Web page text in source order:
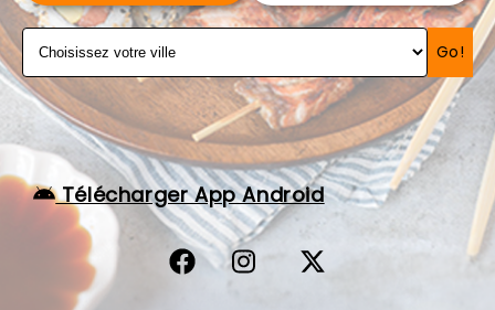
Go!
Télécharger App Android